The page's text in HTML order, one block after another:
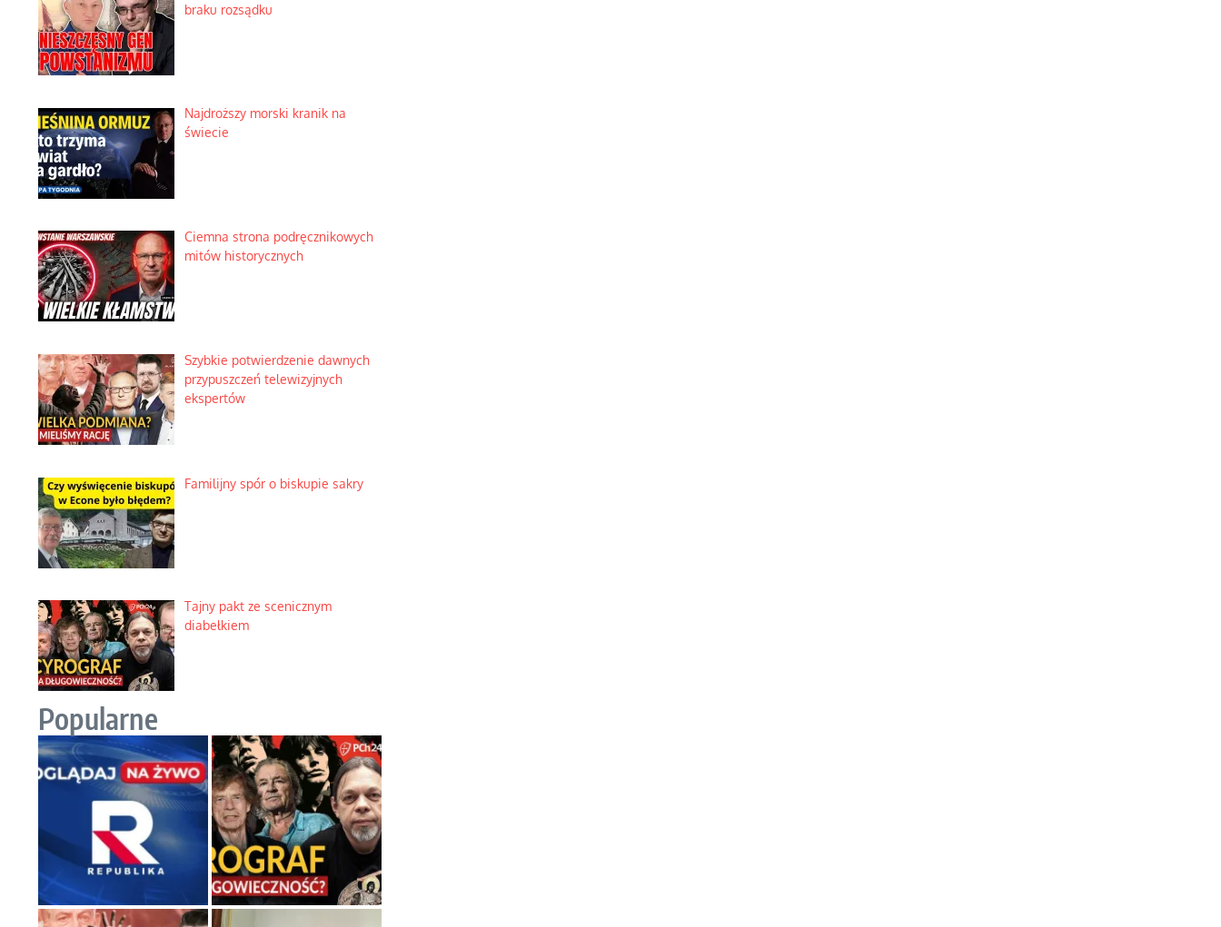
braku rozsądku
Najdroższy morski kranik na
świecie
Ciemna strona podręcznikowych
mitów historycznych
Szybkie potwierdzenie dawnych
przypuszczeń telewizyjnych
ekspertów
Familijny spór o biskupie sakry
Tajny pakt ze scenicznym
diabełkiem
Popularne